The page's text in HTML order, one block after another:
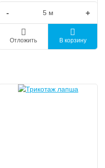
- +
Отложить В корзину